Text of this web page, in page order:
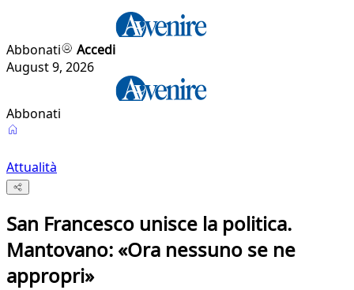
Abbonati
Accedi
August 9, 2026
Abbonati
Attualità
San Francesco unisce la politica.
Mantovano: «Ora nessuno se ne
appropri»